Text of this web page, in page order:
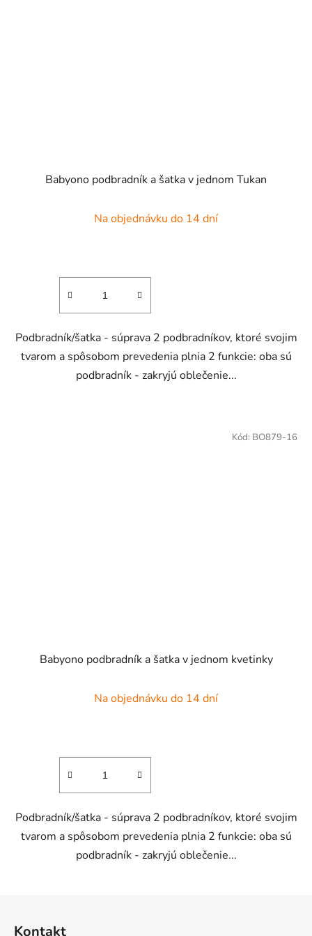
Babyono podbradník a šatka v jednom Tukan
Na objednávku do 14 dní
Podbradník/šatka - súprava 2 podbradníkov, ktoré svojim
tvarom a spôsobom prevedenia plnia 2 funkcie: oba sú
podbradník - zakryjú oblečenie...
Babyono podbradník a šatka v jednom kvetinky
Na objednávku do 14 dní
Podbradník/šatka - súprava 2 podbradníkov, ktoré svojim
tvarom a spôsobom prevedenia plnia 2 funkcie: oba sú
podbradník - zakryjú oblečenie...
Kód: BO879-16
Kontakt